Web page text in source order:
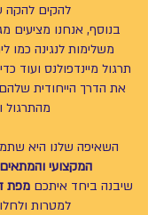
להקים להקה
בנוסף, אנחנו מציעים
משלימות לנגינה כמו
תרגול מיינדפולנס ועוד
את הדרך הייחודית
מהתרגול
השאיפה שלנו היא
המקצועי
שיבנה ביחד איתכםמפת
למטרות